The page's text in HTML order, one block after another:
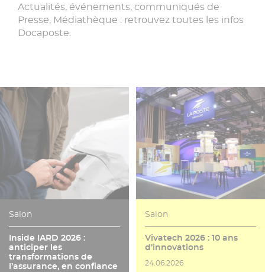
Actualités, événements, communiqués de
Presse, Médiathèque : retrouvez toutes les infos
Docaposte.
Salon
Inside IARD 2026 :
anticiper les
transformations de
l’assurance, en confiance
Salon
Vivatech 2026 : 10 ans
d’innovations
Date de publication
24.06.2026